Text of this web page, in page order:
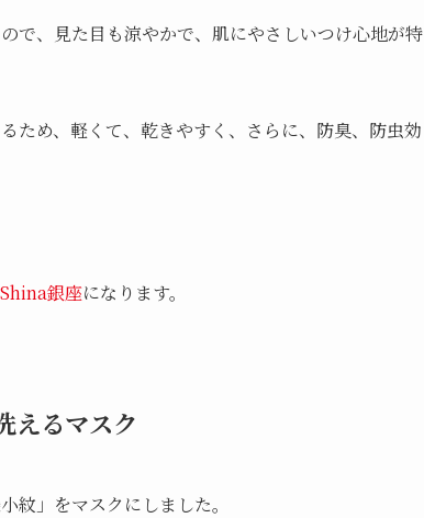
で、見た目も涼やかで、肌にやさしいつけ心地が特
ため、軽くて、乾きやすく、さらに、防臭、防虫効
Shina銀座になります。
えるマスク
紋」をマスクにしました。